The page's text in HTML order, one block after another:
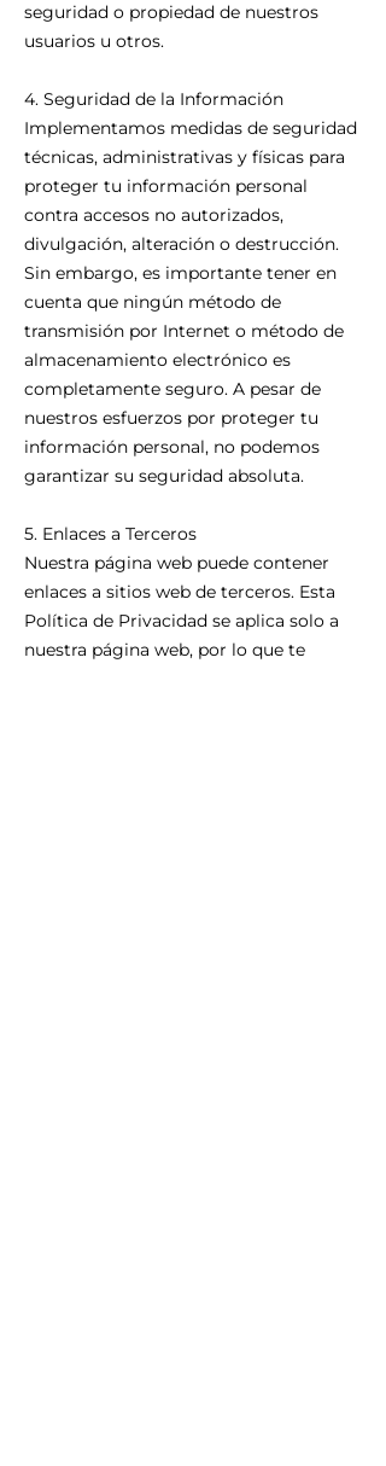
seguridad o propiedad de nuestros
usuarios u otros.
4. Seguridad de la Información
Implementamos medidas de seguridad
técnicas, administrativas y físicas para
proteger tu información personal
contra accesos no autorizados,
divulgación, alteración o destrucción.
Sin embargo, es importante tener en
cuenta que ningún método de
transmisión por Internet o método de
almacenamiento electrónico es
completamente seguro. A pesar de
nuestros esfuerzos por proteger tu
información personal, no podemos
garantizar su seguridad absoluta.
5. Enlaces a Terceros
Nuestra página web puede contener
enlaces a sitios web de terceros. Esta
Política de Privacidad se aplica solo a
nuestra página web, por lo que te